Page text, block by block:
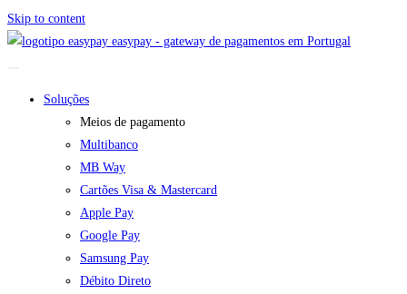
Skip to content
easypay - gateway de pagamentos em Portugal
Soluções
Meios de pagamento
Multibanco
MB Way
Cartões Visa & Mastercard
Apple Pay
Google Pay
Samsung Pay
Débito Direto